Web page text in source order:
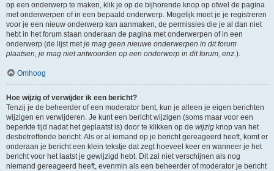
op een onderwerp te maken, klik je op de bijhorende knop op ofwel de pagina
met onderwerpen of in een bepaald onderwerp. Mogelijk moet je je registreren
voor je een nieuw onderwerp kan aanmaken, de permissies die je al dan niet
hebt in het forum staan onderaan de pagina met onderwerpen of in een
onderwerp (de lijst metje mag geen nieuwe onderwerpen in dit forum
plaatsen, je mag niet antwoorden op een onderwerp in dit forum, enz.).
Omhoog
Hoe wijzig of verwijder ik een bericht?
Tenzij je de beheerder of een moderator bent, kun je alleen je eigen berichten
wijzigen en verwijderen. Je kunt een bericht wijzigen (soms maar voor een
beperkte tijd nadat het geplaatst is) door te klikken op de wijzig knop van het
desbetreffende bericht. Als er al iemand op je bericht gereageerd heeft, komt er
onderaan je bericht een klein tekstje dat zegt hoeveel keer en wanneer je het
bericht voor het laatst je gewijzigd hebt. Dit zal niet verschijnen als nog
niemand gereageerd heeft, evenmin als een beheerder of moderator je bericht